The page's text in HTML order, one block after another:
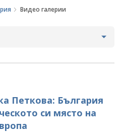
Видео галерии
ОБСЪЖДАНЕ
Петкова: България
си място на